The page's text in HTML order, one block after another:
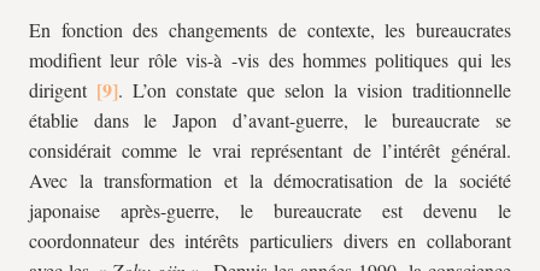
En fonction des changements de contexte, les bureaucrates
modifient leur rôle vis-à -vis des hommes politiques qui les
dirigent
. L’on constate que selon la vision traditionnelle
établie dans le Japon d’avant-guerre, le bureaucrate se
considérait comme le vrai représentant de l’intérêt général.
Avec la transformation et la démocratisation de la société
japonaise après-guerre, le bureaucrate est devenu le
coordonnateur des intérêts particuliers divers en collaborant